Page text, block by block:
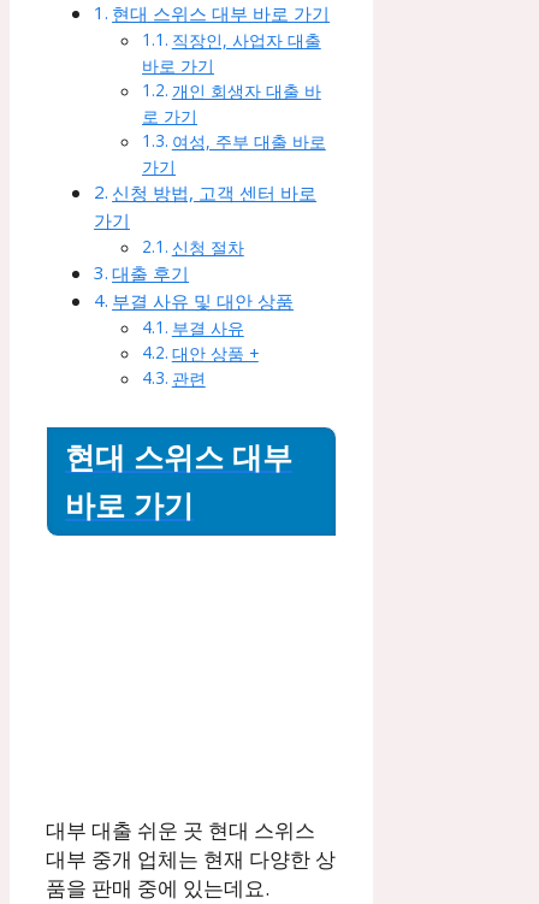
현대 스위스 대부 바로 가기
직장인, 사업자 대출
바로 가기
개인 회생자 대출 바
로 가기
여성, 주부 대출 바로
가기
신청 방법, 고객 센터 바로
가기
신청 절차
대출 후기
부결 사유 및 대안 상품
부결 사유
대안 상품 +
관련
현대 스위스 대부
바로 가기
대부 대출 쉬운 곳 현대 스위스
대부 중개 업체는 현재 다양한 상
품을 판매 중에 있는데요.